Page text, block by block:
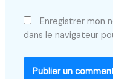
Enregistrer mon
dans le navigateur